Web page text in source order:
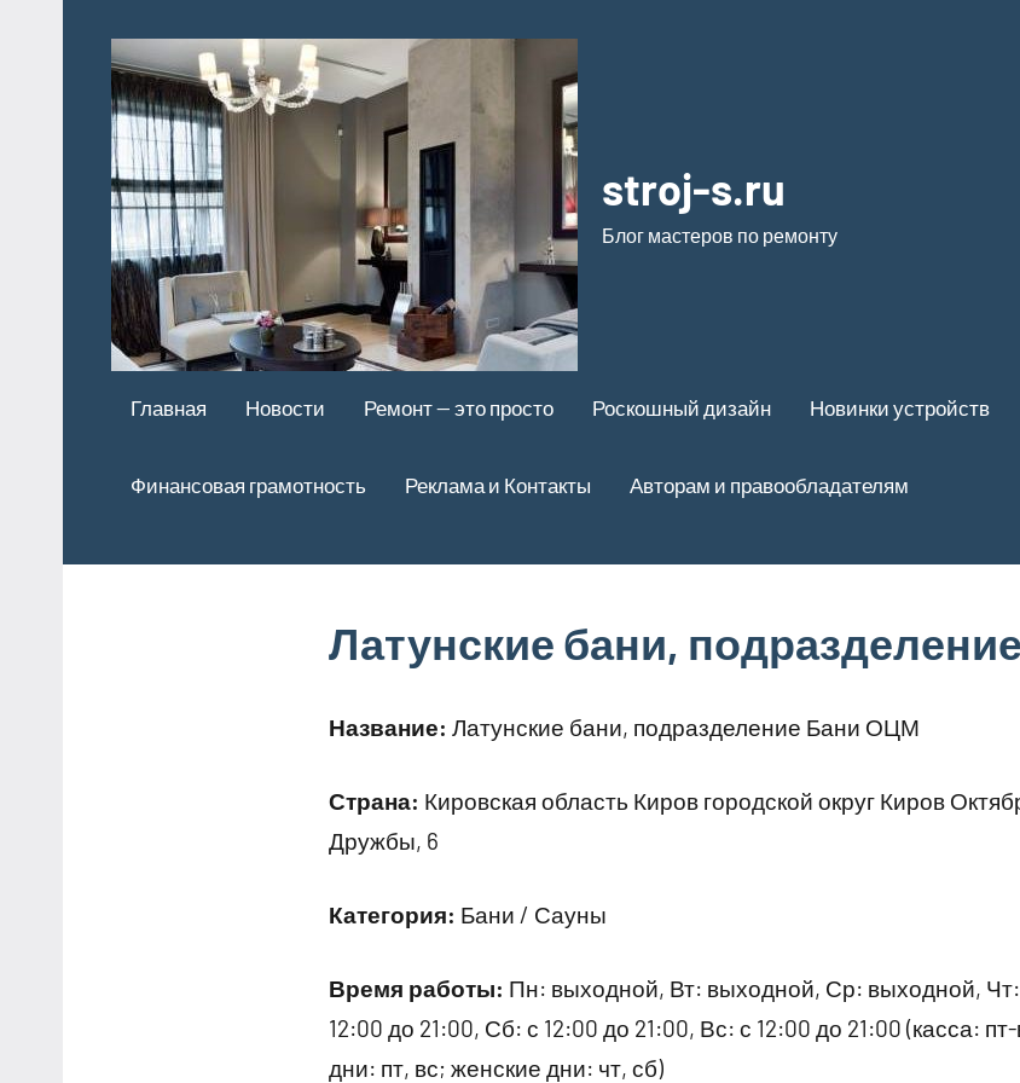
содержимому
stroj-s.ru
Блог мастеров по ремонту
Главная Новости Ремонт — это просто Роскошный дизайн Новинки устройств
Финансовая грамотность Реклама и Контакты Авторам и правообладателям
Латунские бани,
Название: Латунские бани, подразделение Бани ОЦМ
Страна: Кировская область Киров городской округ Киров
Дружбы, 6
Категория: Бани / Сауны
Время работы: Пн: выходной, Вт: выходной, Ср: выходной, Чт:
12:00 до 21:00, Сб: с 12:00 до 21:00, Вс: с 12:00 до 21:00 (касса:
дни: пт, вс; женские дни: чт, сб)